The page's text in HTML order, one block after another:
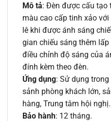
Mô tả: Đèn được cấu tạo
màu cao cấp tinh xảo
lê khi được ánh sáng
gian chiếu sáng thêm
điều chỉnh độ sáng của
đính kèm theo đèn.
Ứng dụng: Sử dụng
sảnh phòng khách lớn,
hàng, Trung tâm hội nghị.
Bảo hành: 12 tháng.